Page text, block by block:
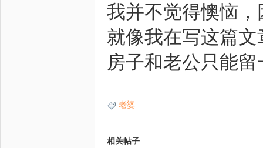
我并不觉得懊恼
就像我在写这篇
房子和老公只能
老婆
相关帖子